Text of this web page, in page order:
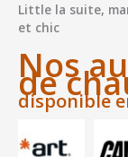
Little la suite,
et chic
Nos
de
disponible